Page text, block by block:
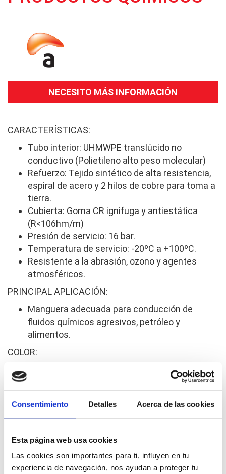
Consentimiento Detalles Acerca de las cookies
Esta página web usa cookies
Las cookies son importantes para ti, influyen en tu
experiencia de navegación, nos ayudan a proteger tu
NECESITO MÁS INFORMACIÓN
CARACTERÍSTICAS:
Tubo interior: UHMWPE translúcido no
conductivo (Polietileno alto peso molecular)
Refuerzo: Tejido sintético de alta resistencia,
espiral de acero y 2 hilos de cobre para toma a
tierra.
Cubierta: Goma CR ignifuga y antiestática
(R<106hm/m)
Presión de servicio: 16 bar.
Temperatura de servicio: -20ºC a +100ºC.
Resistente a la abrasión, ozono y agentes
atmosféricos.
PRINCIPAL APLICACIÓN:
Manguera adecuada para conducción de
fluidos químicos agresivos, petróleo y
alimentos.
COLOR:
EN 12115.
Conforme a las directivas FDA.